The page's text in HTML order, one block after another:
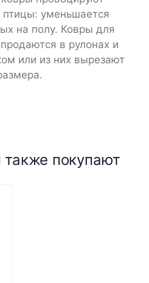
птицы: уменьшается
на полу. Ковры для
в рулонах и
или из них вырезают
покупают